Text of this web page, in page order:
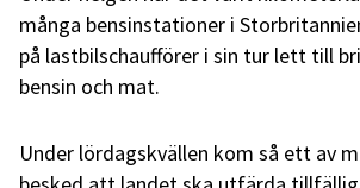
många bensinstationer i
på lastbilschaufförer i sin tur lett till
bensin och mat.
Under lördagskvällen kom så ett av